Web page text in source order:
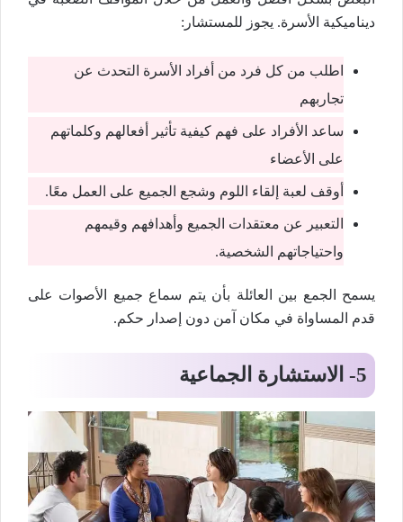
ديناميكية الأسرة. يجوز للمستشار:
اطلب من كل فرد من أفراد الأسرة التحدث عن
تجاربهم
ساعد الأفراد على فهم كيفية تأثير أفعالهم وكلماتهم
على الأعضاء
أوقف لعبة إلقاء اللوم وشجع الجميع على العمل معًا.
التعبير عن معتقدات الجميع وأهدافهم وقيمهم
واحتياجاتهم الشخصية.
يسمح الجمع بين العائلة بأن يتم سماع جميع الأصوات على
قدم المساواة في مكان آمن دون إصدار حكم.
5- الاستشارة الجماعية